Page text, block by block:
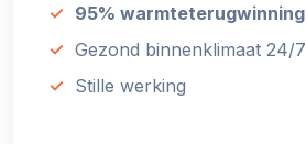
95% warmteterugwinning
Gezond binnenklimaat 24/7
Stille werking